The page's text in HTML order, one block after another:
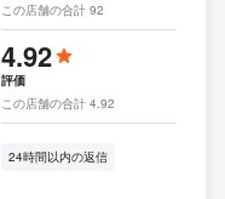
この店舗の合計 92
4.92
評価
この店舗の合計 4.92
24時間以内の返信